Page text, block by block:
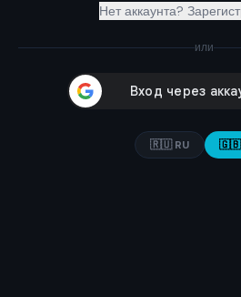
Нет аккаунта?
или
🇷🇺 RU 🇬🇧